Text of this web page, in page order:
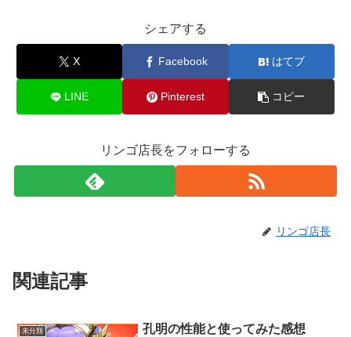
シェアする
X Facebook はてブ
LINE Pinterest コピー
リンゴ店長をフォローする
リンゴ店長
関連記事
未分類
孔明の性能と使ってみた感想